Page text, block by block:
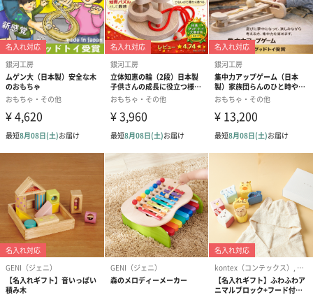
様々な贈り物に
大切なお子様へ...
ご友人、先輩、親戚の出産祝いに...
お誕生日やクリスマスに...
商品詳細情報
成分/原材料
長野県産 ひのき
サイズ/寸法
全長160mm×幅100mm